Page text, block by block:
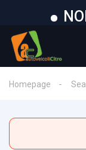
Homepage